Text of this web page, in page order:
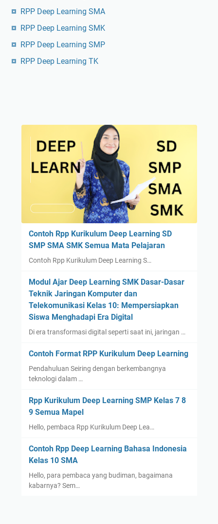
RPP Deep Learning SMA
RPP Deep Learning SMK
RPP Deep Learning SMP
RPP Deep Learning TK
Contoh Rpp Kurikulum Deep Learning SD
SMP SMA SMK Semua Mata Pelajaran
Contoh Rpp Kurikulum Deep Learning S…
Modul Ajar Deep Learning SMK Dasar-Dasar
Teknik Jaringan Komputer dan
Telekomunikasi Kelas 10: Mempersiapkan
Siswa Menghadapi Era Digital
Di era transformasi digital seperti saat ini, jaringan …
Contoh Format RPP Kurikulum Deep Learning
Pendahuluan Seiring dengan berkembangnya
teknologi dalam …
Rpp Kurikulum Deep Learning SMP Kelas 7 8
9 Semua Mapel
Hello, pembaca Rpp Kurikulum Deep Lea…
Contoh Rpp Deep Learning Bahasa Indonesia
Kelas 10 SMA
Hello, para pembaca yang budiman, bagaimana
kabarnya? Sem…